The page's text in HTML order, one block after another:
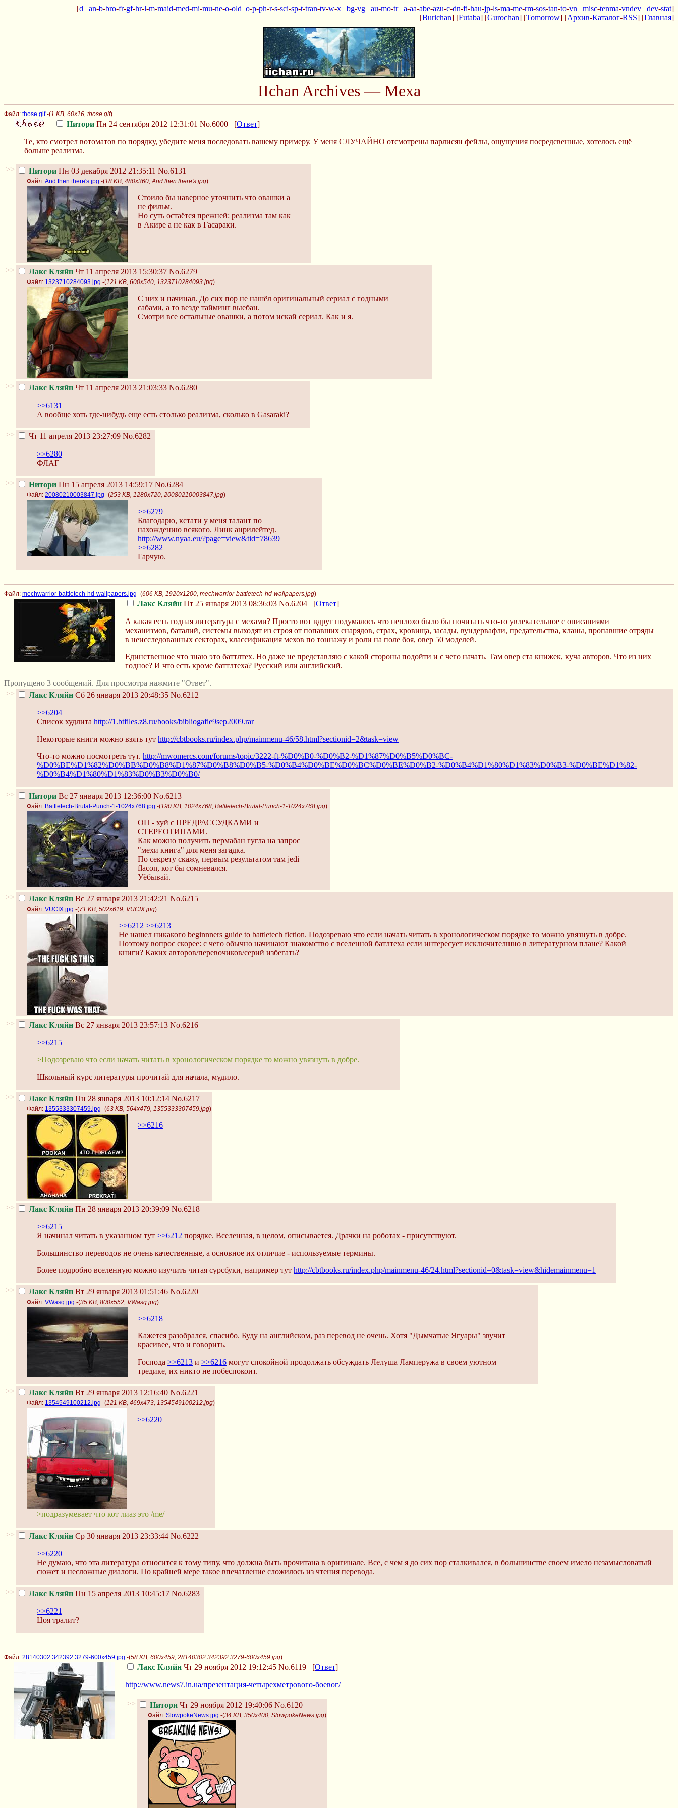
[d | an-b-bro-fr-gf-hr-l-m-maid-med-mi-mu-ne-o-old_o-p-ph-r-s-sci-sp-t-tran-tv-w-x | bg-vg | au-mo-tr| a-aa-abe-azu-c-dn-fi-hau-jp-ls-ma-me-rm-sos-tan-to-vn | misc-tenma-vndev | dev-stat]
[Burichan] [Futaba] [Gurochan] [Tomorrow] [Архив-Каталог-RSS] [Главная]
IIchan Archives — Меха
Файл: those.gif-(1 KB, 60x16, those.gif)
Нитори Пн 24 сентября 2012 12:31:01 No.6000 [Ответ]
Те, кто смотрел вотоматов по порядку, убедите меня последовать вашему примеру. У меня СЛУЧАЙНО отсмотрены парлисян фейлы, ощущения посредсвенные, хотелось ещё
больше реализма.
>> Нитори Пн 03 декабря 2012 21:35:11 No.6131
Файл: And then there's.jpg -(18 KB, 480x360, And then there's.jpg)
Стоило бы наверное уточнить что овашки а
не фильм.
Но суть остаётся прежней: реализма там как
в Акире а не как в Гасараки.
>> Лакс Кляйн Чт 11 апреля 2013 15:30:37 No.6279
Файл: 1323710284093.jpg -(121 KB, 600x540, 1323710284093.jpg)
С них и начинал. До сих пор не нашёл оригинальный сериал с годными
сабами, а то везде тайминг выебан.
Смотри все остальные овашки, а потом искай сериал. Как и я.
>> Лакс Кляйн Чт 11 апреля 2013 21:03:33 No.6280
>>6131
А вообще хоть где-нибудь еще есть столько реализма, сколько в Gasaraki?
>> Чт 11 апреля 2013 23:27:09 No.6282
>>6280
ФЛАГ
>> Нитори Пн 15 апреля 2013 14:59:17 No.6284
Файл: 20080210003847.jpg -(253 KB, 1280x720, 20080210003847.jpg)
>>6279
Благодарю, кстати у меня талант по
нахождению всякого. Линк анрилейтед.
http://www.nyaa.eu/?page=view&tid=78639
>>6282
Гарчую.
Файл: mechwarrior-battletech-hd-wallpapers.jpg -(606 KB, 1920x1200, mechwarrior-battletech-hd-wallpapers.jpg)
Лакс Кляйн Пт 25 января 2013 08:36:03 No.6204 [Ответ]
А какая есть годная литература с мехами? Просто вот вдруг подумалось что неплохо было бы почитать что-то увлекательное с описаниями
механизмов, баталий, системы выходят из строя от попавших снарядов, страх, кровища, засады, вундервафли, предательства, кланы, пропавшие отряды
в неисследованных секторах, классификация мехов по тоннажу и роли на поле боя, овер 50 моделей.
Единственное что знаю это баттлтех. Но даже не представляю с какой стороны подойти и с чего начать. Там овер ста книжек, куча авторов. Что из них
годное? И что есть кроме баттлтеха? Русский или английский.
Пропущено 3 сообщений. Для просмотра нажмите "Ответ".
>>
Лакс Кляйн Сб 26 января 2013 20:48:35 No.6212
>>6204
Список худлита http://1.btfiles.z8.ru/books/bibliogafie9sep2009.rar
Некоторые книги можно взять тут http://cbtbooks.ru/index.php/mainmenu-46/58.html?sectionid=2&task=view
Что-то можно посмотреть тут. http://mwomercs.com/forums/topic/3222-ft-%D0%B0-%D0%B2-%D1%87%D0%B5%D0%BC-
%D0%BE%D1%82%D0%BB%D0%B8%D1%87%D0%B8%D0%B5-%D0%B4%D0%BE%D0%BC%D0%BE%D0%B2-%D0%B4%D1%80%D1%83%D0%B3-%D0%BE%D1%82-
%D0%B4%D1%80%D1%83%D0%B3%D0%B0/
>> Нитори Вс 27 января 2013 12:36:00 No.6213
Файл: Battletech-Brutal-Punch-1-1024x768.jpg -(190 KB, 1024x768, Battletech-Brutal-Punch-1-1024x768.jpg)
ОП - хуй c ПРЕДРАССУДКАМИ и
СТЕРЕОТИПАМИ.
Как можно получить пермабан гугла на запрос
"мехи книга" для меня загадка.
По секрету скажу, первым результатом там jedi
flacon, кот бы сомневался.
Уёбывай.
>> Лакс Кляйн Вс 27 января 2013 21:42:21 No.6215
Файл: VUCIX.jpg -(71 KB, 502x619, VUCIX.jpg)
>>6212 >>6213
Не нашел никакого beginnners guide to battletech fiction. Подозреваю что если начать читать в хронологическом порядке то можно увязнуть в добре.
Поэтому вопрос скорее: с чего обычно начинают знакомство с вселенной батлтеха если интересует исключителшно в литературном плане? Какой
книги? Каких авторов/перевочиков/серий избегать?
>> Лакс Кляйн Вс 27 января 2013 23:57:13 No.6216
>>6215
>Подозреваю что если начать читать в хронологическом порядке то можно увязнуть в добре.
Школьный курс литературы прочитай для начала, мудило.
>> Лакс Кляйн Пн 28 января 2013 10:12:14 No.6217
Файл: 1355333307459.jpg -(63 KB, 564x479, 1355333307459.jpg)
>>6216
>> Лакс Кляйн Пн 28 января 2013 20:39:09 No.6218
>>6215
Я начинал читать в указанном тут >>6212 порядке. Вселенная, в целом, описывается. Драчки на роботах - присутствуют.
Большинство переводов не очень качественные, а основное их отличие - используемые термины.
Более подробно вселенную можно изучить читая сурсбуки, например тут http://cbtbooks.ru/index.php/mainmenu-46/24.html?sectionid=0&task=view&hidemainmenu=1
>> Лакс Кляйн Вт 29 января 2013 01:51:46 No.6220
Файл: VWasq.jpg -(35 KB, 800x552, VWasq.jpg)
>>6218
Кажется разобрался, спасибо. Буду на английском, раз перевод не очень. Хотя "Дымчатые Ягуары" звучит
красивее, что и говорить.
Господа >>6213 и >>6216 могут спокойной продолжать обсуждать Лелуша Ламперужа в своем уютном
тредике, их никто не побеспокоит.
>> Лакс Кляйн Вт 29 января 2013 12:16:40 No.6221
Файл: 1354549100212.jpg -(121 KB, 469x473, 1354549100212.jpg)
>>6220
>подразумевает что кот лиаз это /me/
>> Лакс Кляйн Ср 30 января 2013 23:33:44 No.6222
>>6220
Не думаю, что эта литература относится к тому типу, что должна быть прочитана в оригинале. Все, с чем я до сих пор сталкивался, в большинстве своем имело незамысловатый
сюжет и несложные диалоги. По крайней мере такое впечатление сложилось из чтения перевода.
>> Лакс Кляйн Пн 15 апреля 2013 10:45:17 No.6283
>>6221
Цоя тралит?
Файл: 28140302.342392.3279-600x459.jpg -(58 KB, 600x459, 28140302.342392.3279-600x459.jpg)
Лакс Кляйн Чт 29 ноября 2012 19:12:45 No.6119 [Ответ]
http://www.news7.in.ua/презентация-четырехметрового-боевог/
>> Нитори Чт 29 ноября 2012 19:40:06 No.6120
Файл: SlowpokeNews.jpg -(34 KB, 350x400, SlowpokeNews.jpg)